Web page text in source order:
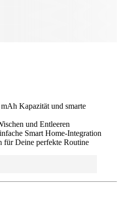
Kapazität und smarte
und Entleeren
Smart Home-Integration
für Deine perfekte Routine